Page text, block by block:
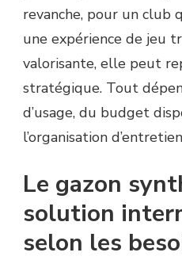
revanche, pour un club
une expérience de jeu
valorisante, elle peut
stratégique. Tout
d’usage, du budget
l’organisation
Le gazon
solution
selon les